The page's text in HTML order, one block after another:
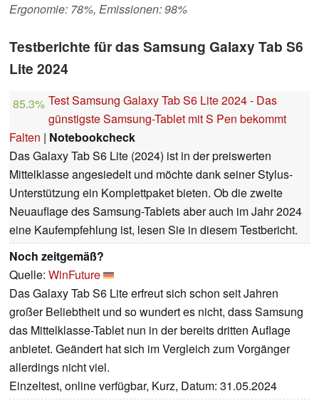
Ergonomie: 78%, Emissionen: 98%
Testberichte für das Samsung Galaxy Tab S6
Lite 2024
85.3% Test Samsung Galaxy Tab S6 Lite 2024 - Das
günstigste Samsung-Tablet mit S Pen bekommt
Falten | Notebookcheck
Das Galaxy Tab S6 Lite (2024) ist in der preiswerten
Mittelklasse angesiedelt und möchte dank seiner Stylus-
Unterstützung ein Komplettpaket bieten. Ob die zweite
Neuauflage des Samsung-Tablets aber auch im Jahr 2024
eine Kaufempfehlung ist, lesen Sie in diesem Testbericht.
Noch zeitgemäß?
Quelle: WinFuture
Das Galaxy Tab S6 Lite erfreut sich schon seit Jahren
großer Beliebtheit und so wundert es nicht, dass Samsung
das Mittelklasse-Tablet nun in der bereits dritten Auflage
anbietet. Geändert hat sich im Vergleich zum Vorgänger
allerdings nicht viel.
Einzeltest, online verfügbar, Kurz, Datum: 31.05.2024